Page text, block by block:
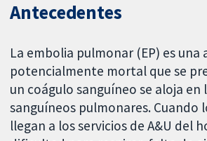
Antecedentes
La embolia pulmonar (EP) es una
potencialmente mortal que se
un coágulo sanguíneo se aloja en
sanguíneos pulmonares. Cuando
llegan a los servicios de A&U del